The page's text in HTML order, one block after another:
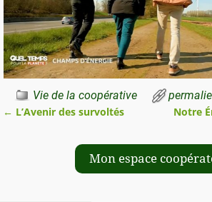
Vie de la coopérative
← L’Avenir des survoltés Notre
Mon espace